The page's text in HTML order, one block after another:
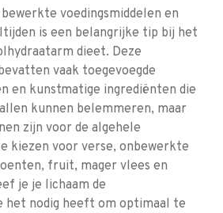
voedingsmiddelen en
is een belangrijke tip bij het
dieet. Deze
vaak toegevoegde
en kunstmatige ingrediënten die
kunnen belemmeren, maar
zijn voor de algehele
kiezen voor verse, onbewerkte
fruit, mager vlees en
je je lichaam de
het nodig heeft om optimaal te